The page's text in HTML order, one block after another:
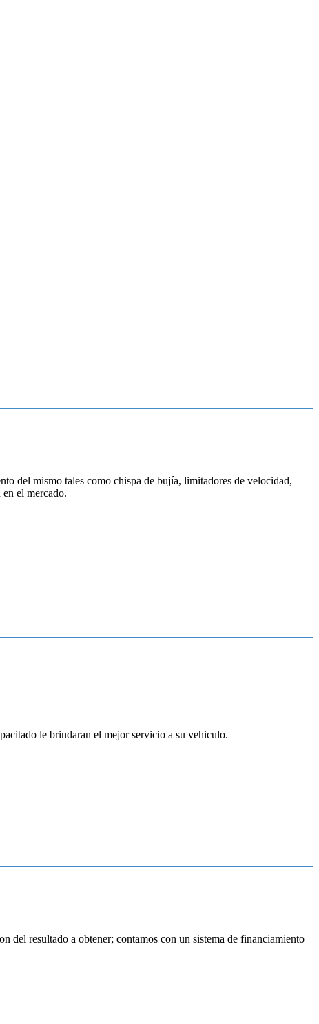
del mismo tales como chispa de bujía, limitadores de velocidad,
el mercado.
le brindaran el mejor servicio a su vehiculo.
del resultado a obtener; contamos con un sistema de financiamiento